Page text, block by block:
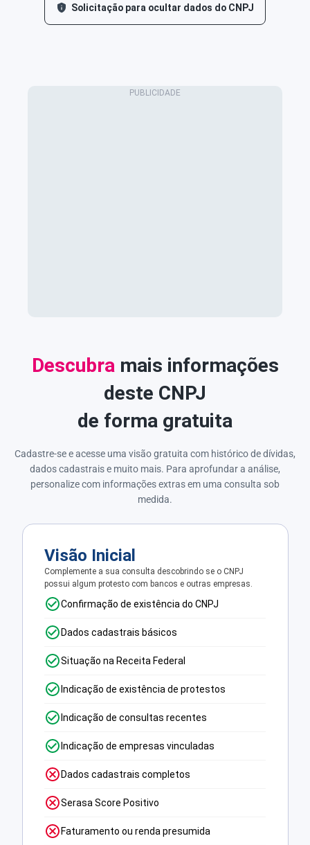
Solicitação para ocultar dados do CNPJ
Descubra mais informações
deste CNPJ
de forma gratuita
Cadastre-se e acesse uma visão gratuita com histórico de dívidas,
dados cadastrais e muito mais. Para aprofundar a análise,
personalize com informações extras em uma consulta sob
medida.
Visão Inicial
Complemente a sua consulta descobrindo se o CNPJ
possui algum protesto com bancos e outras empresas.
Confirmação de existência do CNPJ
Dados cadastrais básicos
Situação na Receita Federal
Indicação de existência de protestos
Indicação de consultas recentes
Indicação de empresas vinculadas
Dados cadastrais completos
Serasa Score Positivo
Faturamento ou renda presumida